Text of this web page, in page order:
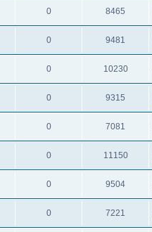
0 8465
0 9481
0 10230
0 9315
0 7081
0 11150
0 9504
0 7221